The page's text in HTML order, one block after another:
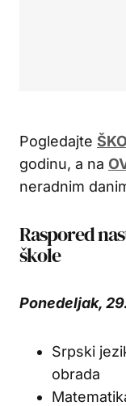
Pogledajte
godinu, a na
neradnim
Raspored
škole
Ponedeljak,
Srpski
obrada